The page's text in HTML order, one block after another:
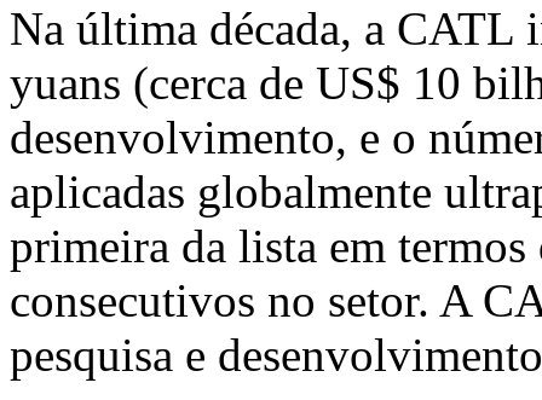
Na última década, a CATL
yuans (cerca de US$ 10
desenvolvimento, e o
aplicadas globalmente
primeira da lista em termos
consecutivos no setor. A
pesquisa e